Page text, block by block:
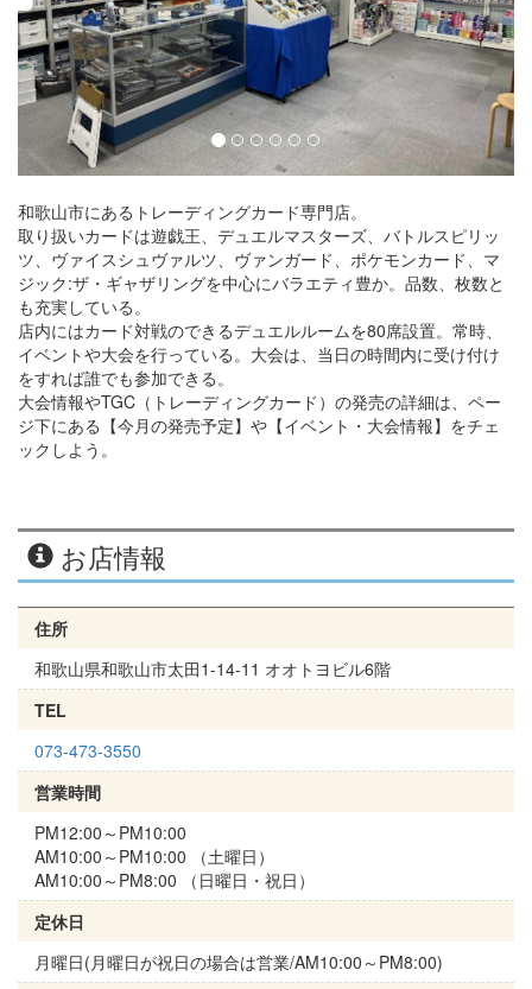
和歌山市にあるトレーディングカード専門店。
取り扱いカードは遊戯王、デュエルマスターズ、バトルスピリッ
ツ、ヴァイスシュヴァルツ、ヴァンガード、ポケモンカード、マ
ジック:ザ・ギャザリングを中心にバラエティ豊か。品数、枚数と
も充実している。
店内にはカード対戦のできるデュエルルームを80席設置。常時、
イベントや大会を行っている。大会は、当日の時間内に受け付け
をすれば誰でも参加できる。
大会情報やTGC（トレーディングカード）の発売の詳細は、ペー
ジ下にある【今月の発売予定】や【イベント・大会情報】をチェ
ックしよう。
お店情報
住所
和歌山県和歌山市太田1-14-11 オオトヨビル6階
TEL
073-473-3550
営業時間
PM12:00～PM10:00
AM10:00～PM10:00 （土曜日）
AM10:00～PM8:00 （日曜日・祝日）
定休日
月曜日(月曜日が祝日の場合は営業/AM10:00～PM8:00)